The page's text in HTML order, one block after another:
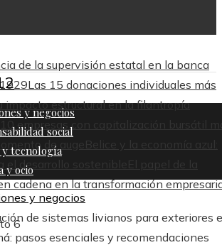
de la supervisión estatal en la banca
Las 15 donaciones individuales más
impacto estructural en la filantropía
10 empresas con capitalización bursátil
de auge Belice y la economía azul:
el desarrollo sostenible El papel de la
cadena en la transformación
6
y negocios
social
y tecnología
y ocio
y negocios
de sistemas livianos para exteriores
pasos esenciales y recomendaciones